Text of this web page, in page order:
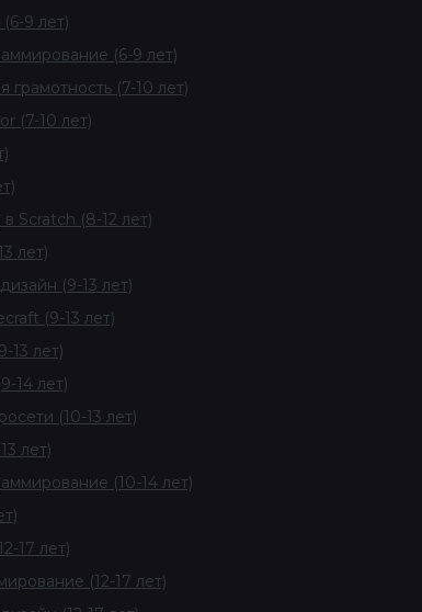
9 лет)
(6-9 лет)
грамотность (7-10 лет)
(7-10 лет)
Scratch (8-12 лет)
лет)
(9-13 лет)
(9-13 лет)
13 лет)
14 лет)
(10-13 лет)
лет)
(10-14 лет)
17 лет)
(12-17 лет)